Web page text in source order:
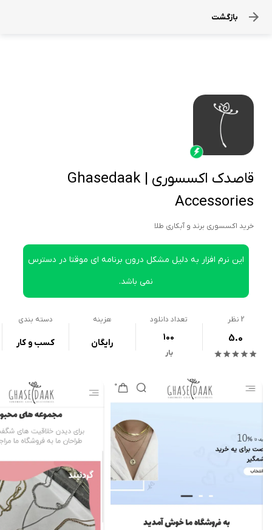
بازگشت
قاصدک اکسسوری | Ghasedaak
Accessories
خرید اکسسوری برند و آبکاری طلا
این نرم افزار به دلیل مشکل درون برنامه ای موقتا در دسترس
نمی باشد.
2 نظر
5.0
تعداد دانلود
100
بار
هزینه
رایگان
دسته بندی
کسب و کار